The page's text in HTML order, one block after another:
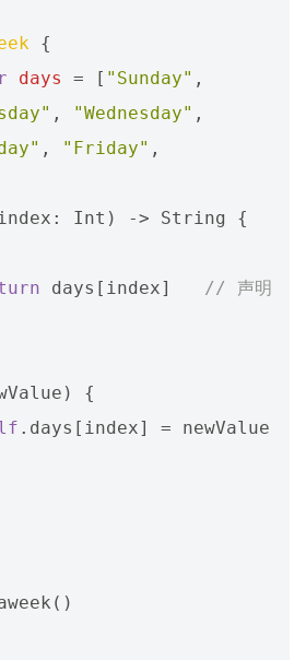
{
days = [ "Sunday" ,
, "Wednesday" ,
, "Friday" ,
: Int ) -> String
{
days [ index]
// 声明
)
{
. days [ index] =
newValue
()